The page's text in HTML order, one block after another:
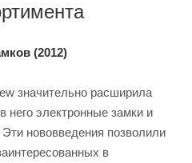
(2012)
значительно расширила
него электронные замки и
нововведения позволили
в